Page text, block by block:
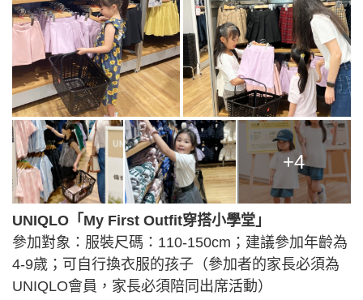
+4
UNIQLO「My First Outfit穿搭小學堂」
參加對象：服裝尺碼：110-150cm；建議參加年齡為
4-9歳；可自行換衣服的孩子（參加者的家長必須為
UNIQLO會員，家長必須陪同出席活動）